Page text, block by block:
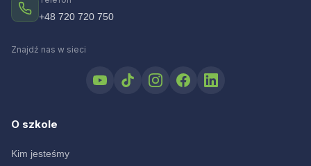
+48 720 720 750
Znajdź nas w sieci
O szkole
Kim jesteśmy